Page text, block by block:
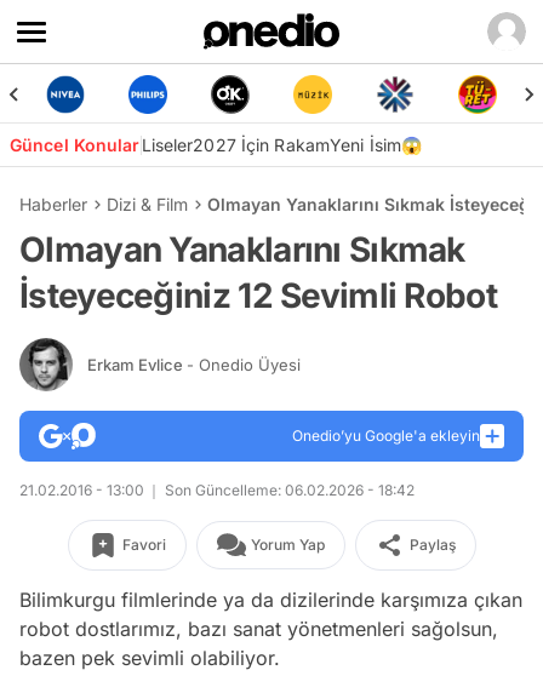
Güncel KonularLiseler2027 İçin RakamYeni İsim😱
Haberler Dizi & Film Olmayan Yanaklarını Sıkmak
Olmayan Yanaklarını Sıkmak
İsteyeceğiniz 12 Sevimli Robot
Erkam Evlice - Onedio Üyesi
Onedio’yu Google'a ekleyin
21.02.2016 - 13:00 Son Güncelleme: 06.02.2026 - 18:42
Favori Yorum Yap Paylaş
Bilimkurgu filmlerinde ya da dizilerinde karşımıza çıkan
robot dostlarımız, bazı sanat yönetmenleri sağolsun,
bazen pek sevimli olabiliyor.